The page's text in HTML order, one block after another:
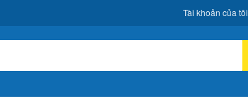
Tài khoản của tôi